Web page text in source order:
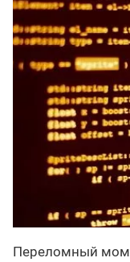
Переломный